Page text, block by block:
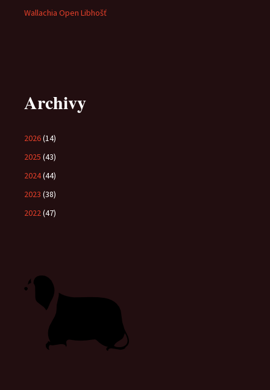
Wallachia Open Libhošť
Archivy
2026(14)
2025 (43)
2024(44)
2023 (38)
2022(47)